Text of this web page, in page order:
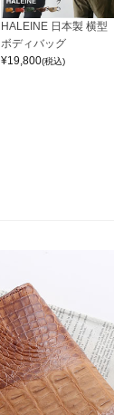
HALEINE 日本製 横型
ボディバッグ
¥19,800(税込)